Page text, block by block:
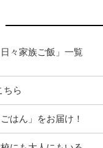
々家族ご飯」一覧
ちら
はん」をお届け！